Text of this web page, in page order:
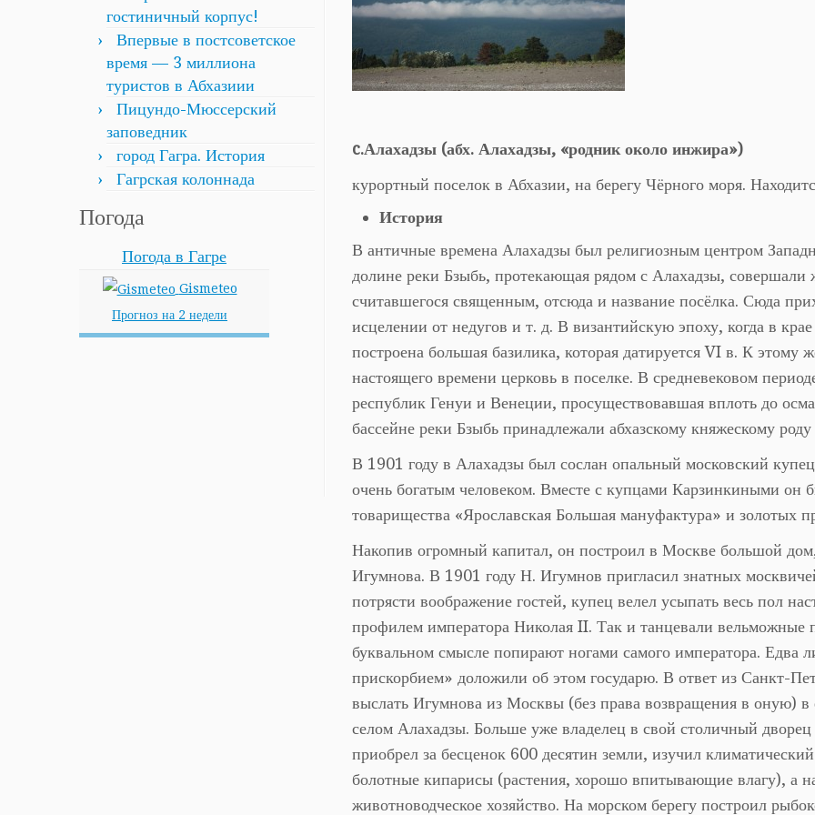
гостиничный корпус!
Впервые в постсоветское
время — 3 миллиона
туристов в Абхазиии
Пицундо-Мюссерский
заповедник
город Гагра. История
Гагрская колоннада
Погода
Погода в Гагре
Gismeteo
Прогноз на 2 недели
c.Алахадзы (абх. Алахадзы, «родник около инжира»)
курортный поселок в Абхазии, на берегу Чёрного моря.
История
В античные времена Алахадзы был религиозным центром
долине реки Бзыбь, протекающая рядом с Алахадзы,
считавшегося священным, отсюда и название посёлка. Сюда
исцелении от недугов и т. д. В византийскую эпоху, когда в
построена большая базилика, которая датируется VI в. К этому
настоящего времени церковь в поселке. В средневековом
республик Генуи и Венеции, просуществовавшая вплоть до
бассейне реки Бзыбь принадлежали абхазскому княжескому
В 1901 году в Алахадзы был сослан опальный московский
очень богатым человеком. Вместе с купцами Карзинкиными он
товарищества «Ярославская Большая мануфактура» и золотых
Накопив огромный капитал, он построил в Москве большой
Игумнова. В 1901 году Н. Игумнов пригласил знатных
потрясти воображение гостей, купец велел усыпать весь пол
профилем императора Николая II. Так и танцевали вельможные
буквальном смысле попирают ногами самого императора.
прискорбием» доложили об этом государю. В ответ из Санкт-
выслать Игумнова из Москвы (без права возвращения в оную) в
селом Алахадзы. Больше уже владелец в свой столичный
приобрел за бесценок 600 десятин земли, изучил
болотные кипарисы (растения, хорошо впитывающие влагу), а
животноводческое хозяйство. На морском берегу построил